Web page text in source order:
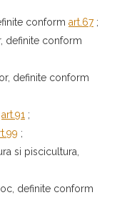
conform art.67;
definite conform
definite conform
art.91 ;
;
si piscicultura,
definite conform